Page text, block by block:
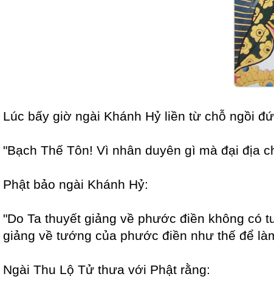
Lúc bấy giờ ngài Khánh Hỷ liền từ chỗ ngồi
"Bạch Thế Tôn! Vì nhân duyên gì mà đại địa
Phật bảo ngài Khánh Hỷ:
"Do Ta thuyết giảng về phước điền không có
giảng về tướng của phước điền như thế để
Ngài Thu Lộ Tử thưa với Phật rằng: